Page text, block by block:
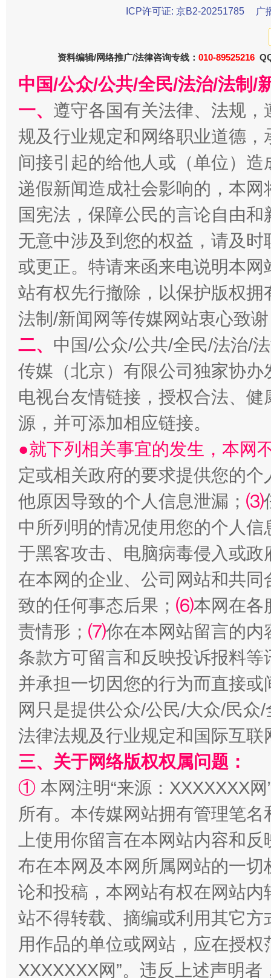
受贿1.44亿！段成刚被判无期 从幼
全民健身五年计划来了！等你上场
阿坝州三大球赛在茂县开幕 规模
国家大学科技园优化重塑工作
ICP许可证: 京B2-20251785 广
资料编辑/网络推广/法律咨询专线： 010-89525216
中国/公众/公共/全民/法治/法制/
一、 遵守各国有关法律、法规
规及行业规定和网络职业道德
间接引起的给他人或（单位）
递假新闻造成社会影响的，本
国宪法，保障公民的言论自由
无意中涉及到您的权益，请及
或更正。特请来函来电说明本
站有权先行撤除，以保护版权
法制/新闻网等传媒网站衷心致
二、 中国/公众/公共/全民/法治/
传媒（北京）有限公司独家协
电视台友情链接，授权合法、
源，并可添加相应链接。
●就下列相关事宜的发生，本网
定或相关政府的要求提供您的个
他原因导致的个人信息泄漏； ⑶
中所列明的情况使用您的个人
于黑客攻击、电脑病毒侵入或
在本网的企业、公司网站和共
致的任何事态后果； ⑹本网在各
责情形； ⑺你在本网站留言的内
条款方可留言和反映投诉报料
并承担一切因您的行为而直接
网只是提供公众/公民/大众/民
法律法规及行业规定和国际互
三、关于网络版权权属问题：
① 本网注明“来源：XXXXXXX
所有。本传媒网站拥有管理笔
上使用你留言在本网站内容和
布在本网及本网所属网站的一
论和投稿，本网站有权在网站
站不得转载、摘编或利用其它
用作品的单位或网站，应在授
XXXXXXX网”。违反上述声明